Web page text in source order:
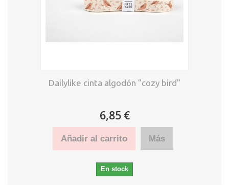
Dailylike cinta algodón "cozy bird"
6,85 €
Añadir al carrito Más
En stock